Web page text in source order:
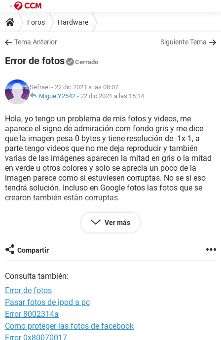
Foros Hardware
Tema Anterior Siguiente Tema
Error de fotos Cerrado
Sefrael - 22 dic 2021 a las 08:07
MiguelY2542 - 22 dic 2021 a las 15:14
Hola, yo tengo un problema de mis fotos y videos, me
aparece el signo de admiración com fondo gris y me dice
que la imagen pesa 0 bytes y tiene resolución de -1x-1, a
parte tengo videos que no me deja reproducir y también
varias de las imágenes aparecen la mitad en gris o la mitad
en verde u otros colores y solo se aprecia un poco de la
imagen parece como si estuviesen corruptas. No se si eso
tendrá solución. Incluso en Google fotos las fotos que se
crearon también están corruptas
Ver más
Compartir
Consulta también:
Error de fotos
Pasar fotos de ipod a pc
Error 8002314a
Como proteger las fotos de facebook
Error 0x80070017